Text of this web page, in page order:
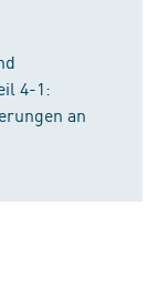
4-1:
an